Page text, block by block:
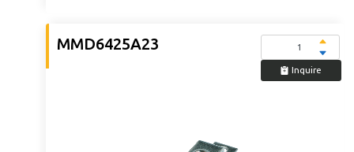
MMD6425A23
Inquire